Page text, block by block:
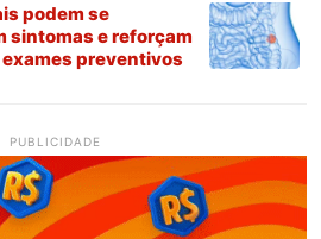
podem se
sintomas e reforçam
preventivos
PUBLICIDADE